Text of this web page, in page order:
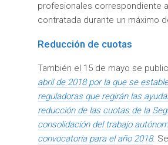
profesionales correspondiente
contratada durante un máximo
Reducción de cuotas
También el 15 de mayo se
abril de 2018 por la que se
reguladoras que regirán las
reducción de las cuotas de la
consolidación del trabajo
convocatoria para el año 2018.